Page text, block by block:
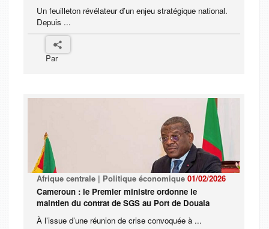
Un feuilleton révélateur d’un enjeu stratégique national.
Depuis ...
Par
Afrique centrale | Politique économique 01/02/2026
Cameroun : le Premier ministre ordonne le
maintien du contrat de SGS au Port de Douala
À l’issue d’une réunion de crise convoquée à ...